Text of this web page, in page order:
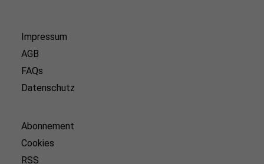
Impressum
AGB
FAQs
Datenschutz
Abonnement
Cookies
RSS